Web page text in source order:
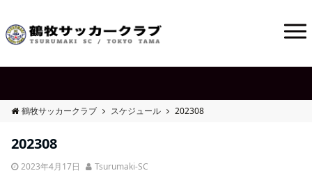
鶴牧サッカークラブ スケジュール 202308
202308
2023年4月17日 Tsurumaki-SC